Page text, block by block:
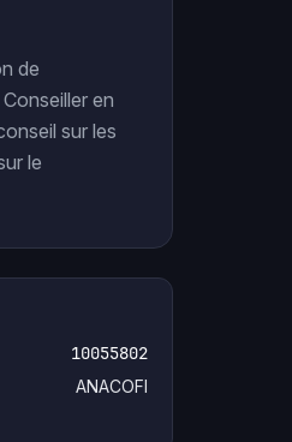
de
en
sur les
le
10055802
ANACOFI